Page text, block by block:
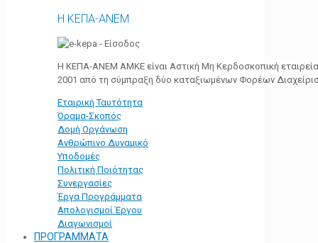
Η ΚΕΠΑ-ΑΝΕΜ
Η ΚΕΠΑ-ΑΝΕΜ ΑΜΚΕ είναι Αστική Μη Κερδοσκοπική
2001 από τη σύμπραξη δύο καταξιωμένων Φορέων
Εταιρική Ταυτότητα
Όραμα-Σκοπός
Δομή Οργάνωση
Ανθρώπινο Δυναμικό
Υποδομές
Πολιτική Ποιότητας
Συνεργασίες
Έργα Προγράμματα
Απολογισμοί Έργου
Διαγωνισμοί
ΠΡΟΓΡΑΜΜΑΤΑ